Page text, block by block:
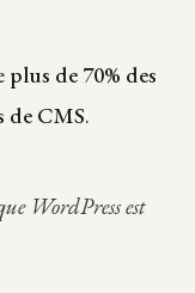
plus de 70% des
de CMS.
WordPress est